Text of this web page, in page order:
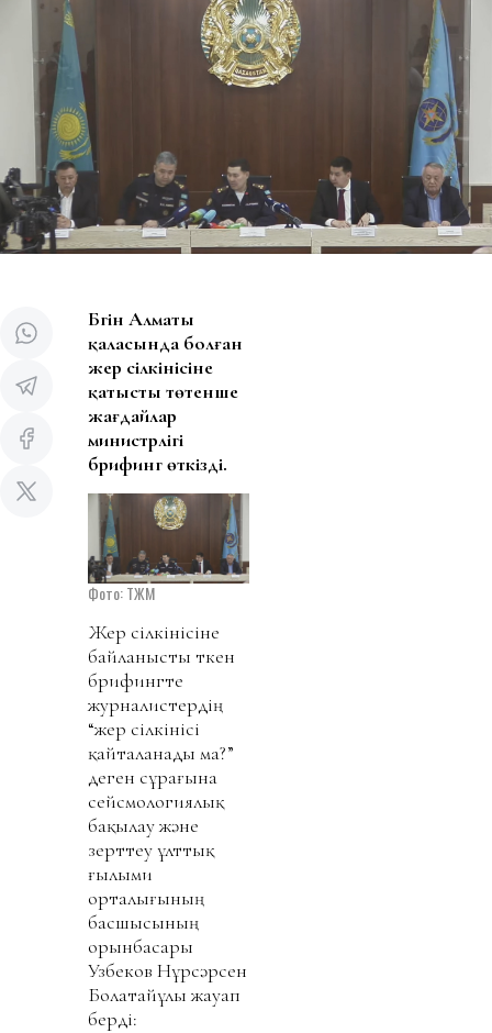
Бүгін Алматы
қаласында болған
жер сілкінісіне
қатысты төтенше
жағдайлар
министрлігі
брифинг өткізді.
Фото: ТЖМ
Жер сілкінісіне
байланысты өткен
брифингте
журналистердің
“жер сілкінісі
қайталанады ма?”
деген сұрағына
сейсмологиялық
бақылау және
зерттеу ұлттық
ғылыми
орталығының
басшысының
орынбасары
Узбеков Нұрсәрсен
Болатайұлы жауап
берді: